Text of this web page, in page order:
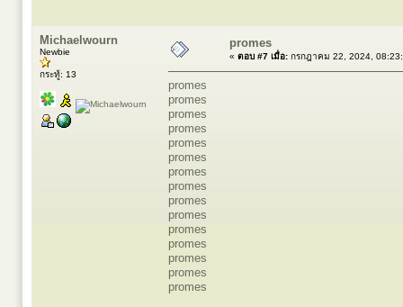
Michaelwourn
Newbie
กระทู้: 13
promes
« ตอบ #7 เมื่อ: กรกฎาคม 22, 2024,
promes
promes
promes
promes
promes
promes
promes
promes
promes
promes
promes
promes
promes
promes
promes